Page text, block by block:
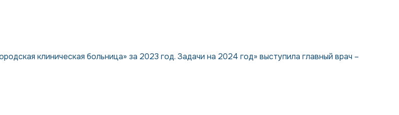
клиническая больница» за 2023 год. Задачи на 2024 год» выступила главный врач –